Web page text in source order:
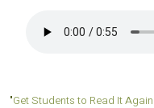
"Get Students to Read It Again